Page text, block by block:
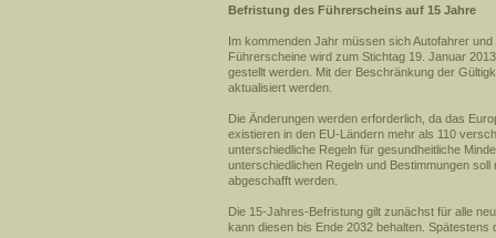
Befristung des Führerscheins auf 15 Jahre
Im kommenden Jahr müssen sich Autofahrer
Führerscheine wird zum Stichtag 19. Januar
gestellt werden. Mit der Beschränkung der
aktualisiert werden.
Die Änderungen werden erforderlich, da das
existieren in den EU-Ländern mehr als 110
unterschiedliche Regeln für gesundheitliche
unterschiedlichen Regeln und Bestimmungen
abgeschafft werden.
Die 15-Jahres-Befristung gilt zunächst für alle
kann diesen bis Ende 2032 behalten.